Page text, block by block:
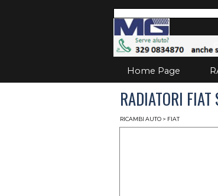
Home Page
RADIATORI
RICAMBI AUTO > FIAT